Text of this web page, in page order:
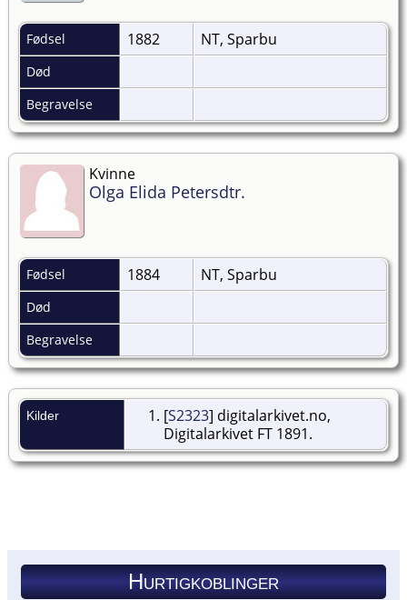
Fødsel 1882 NT, Sparbu
Død
Begravelse
Kvinne
Olga Elida Petersdtr.
Fødsel 1884 NT, Sparbu
Død
Begravelse
Kilder [S2323] digitalarkivet.no,
Digitalarkivet FT 1891.
Hurtigkoblinger